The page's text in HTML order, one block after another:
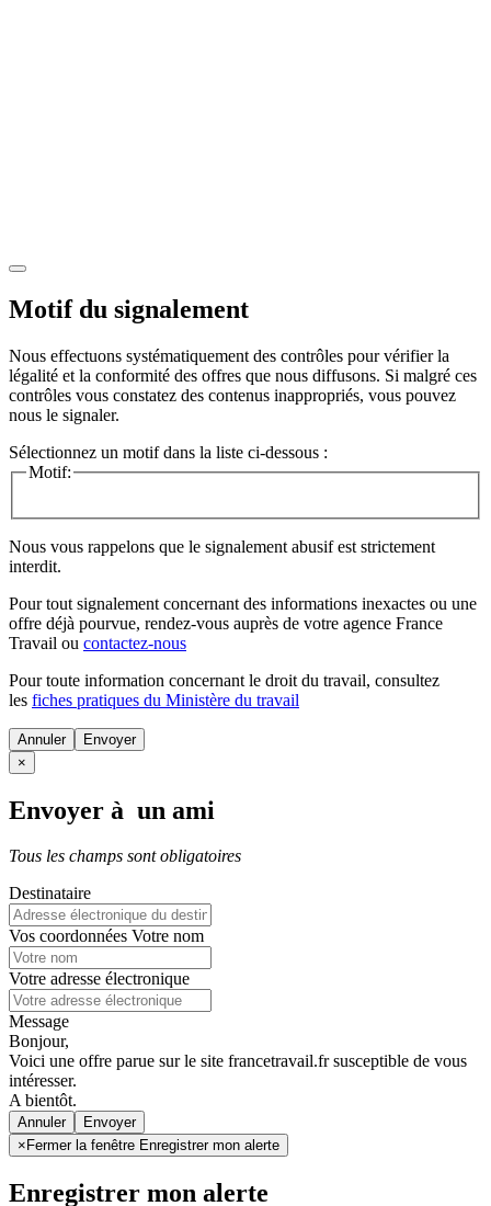
Motif du signalement
Nous effectuons systématiquement des contrôles pour vérifier la
légalité et la conformité des offres que nous diffusons. Si malgré ces
contrôles vous constatez des contenus inappropriés, vous pouvez
nous le signaler.
Sélectionnez un motif dans la liste ci-dessous :
Motif:
Nous vous rappelons que le signalement abusif est strictement
interdit.
Pour tout signalement concernant des informations inexactes ou une
offre déjà pourvue, rendez-vous auprès de votre agence France
Travail ou contactez-nous
Pour toute information concernant le droit du travail, consultez
les fiches pratiques du Ministère du travail
Annuler
×
Envoyer à un ami
Tous les champs sont obligatoires
Destinataire
Vos coordonnées Votre nom
Votre adresse électronique
Message
Bonjour,
Voici une offre parue sur le site francetravail.fr susceptible de vous
intéresser.
A bientôt.
Annuler
× Fermer la fenêtre Enregistrer mon alerte
Enregistrer mon alerte